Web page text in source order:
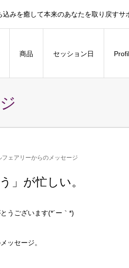
みを癒して本来のあなたを取り戻すサ
商品 セッション日
フェアリーからのメッセージ
」が忙しい。
うございます(*´ー｀*)
ッセージ。